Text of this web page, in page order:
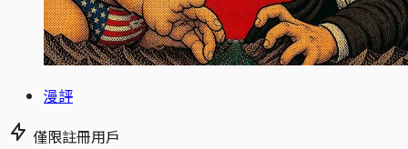
漫評
僅限註冊用戶